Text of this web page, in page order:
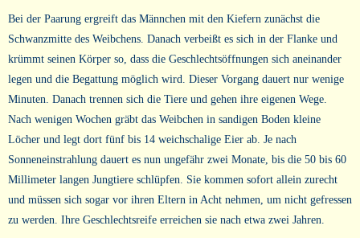
Bei der Paarung ergreift das Männchen mit den Kiefern zunächst die
Schwanzmitte des Weibchens. Danach verbeißt es sich in der Flanke und
krümmt seinen Körper so, dass die Geschlechtsöffnungen sich aneinander
legen und die Begattung möglich wird. Dieser Vorgang dauert nur wenige
Minuten. Danach trennen sich die Tiere und gehen ihre eigenen Wege.
Nach wenigen Wochen gräbt das Weibchen in sandigen Boden kleine
Löcher und legt dort fünf bis 14 weichschalige Eier ab. Je nach
Sonneneinstrahlung dauert es nun ungefähr zwei Monate, bis die 50 bis 60
Millimeter langen Jungtiere schlüpfen. Sie kommen sofort allein zurecht
und müssen sich sogar vor ihren Eltern in Acht nehmen, um nicht gefressen
zu werden. Ihre Geschlechtsreife erreichen sie nach etwa zwei Jahren.